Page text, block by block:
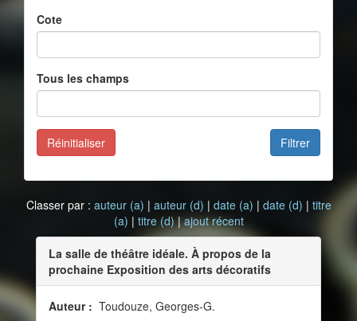
Cote
Tous les champs
Filtrer
Réinitialiser
Classer par : auteur (a) | auteur (d) | date (a) | date (d) | titre
(a) | titre (d)|ajout récent
La salle de théâtre idéale. À propos de la
prochaine Exposition des arts décoratifs
Auteur : Toudouze, Georges-G.